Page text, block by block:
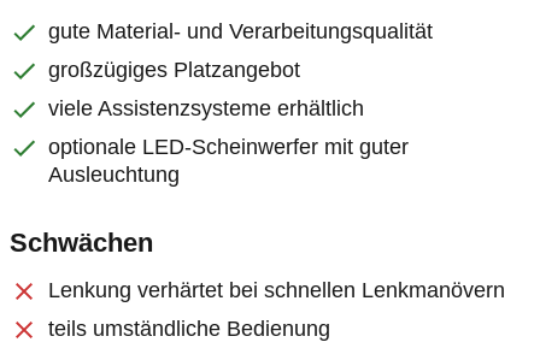
gute Material- und Verarbeitungsqualität
großzügiges Platzangebot
viele Assistenzsysteme erhältlich
optionale LED-Scheinwerfer mit guter
Ausleuchtung
Schwächen
Lenkung verhärtet bei schnellen Lenkmanövern
teils umständliche Bedienung